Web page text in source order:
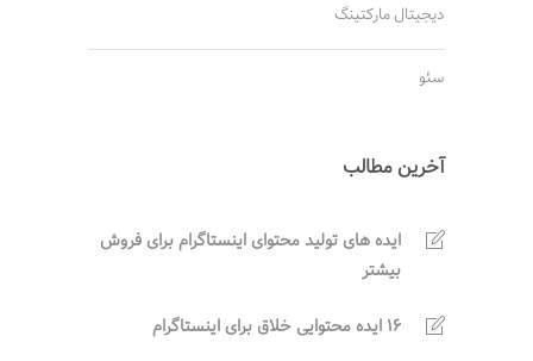
دیجیتال مارکتینگ
سئو
آخرین مطالب
ایده های تولید محتوای اینستاگرام برای فروش
بیشتر
16 ایده محتوایی خلاق برای اینستاگرام